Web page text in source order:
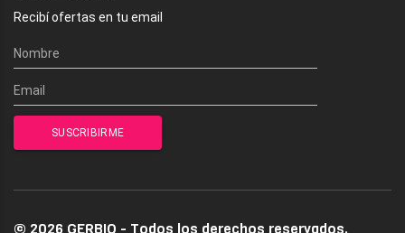
Recibí ofertas en tu email
© 2026 GERBIO - Todos los derechos reservados.